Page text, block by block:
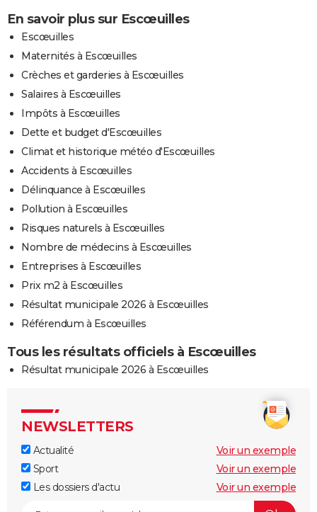
En savoir plus sur Escœuilles
Escœuilles
Maternités à Escœuilles
Crèches et garderies à Escœuilles
Salaires à Escœuilles
Impôts à Escœuilles
Dette et budget d'Escœuilles
Climat et historique météo d'Escœuilles
Accidents à Escœuilles
Délinquance à Escœuilles
Pollution à Escœuilles
Risques naturels à Escœuilles
Nombre de médecins à Escœuilles
Entreprises à Escœuilles
Prix m2 à Escœuilles
Résultat municipale 2026 à Escœuilles
Référendum à Escœuilles
Tous les résultats officiels à Escœuilles
Résultat municipale 2026 à Escœuilles
NEWSLETTERS
Actualité
Voir un exemple
Sport
Voir un exemple
Les dossiers d'actu
Voir un exemple